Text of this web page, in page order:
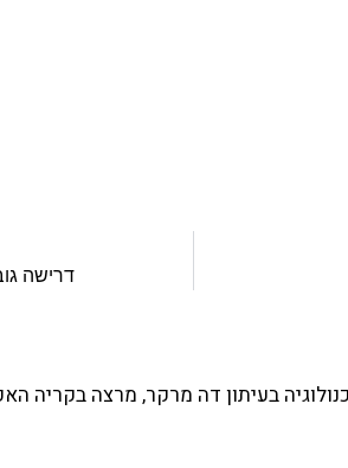
דרישה
בעיתון דה מרקר, מרצה בקריה